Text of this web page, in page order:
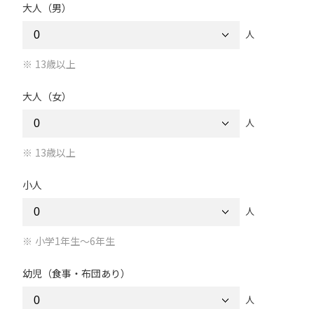
大人（男）
人
13歳以上
大人（女）
人
13歳以上
小人
人
小学1年生～6年生
幼児（食事・布団あり）
人